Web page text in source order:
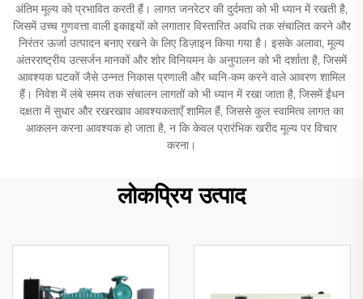
अंतिम मूल्य को प्रभावित करती हैं। लागत जनरेटर की दुर्दमता को भी ध्यान में रखती है,
जिसमें उच्च गुणवत्ता वाली इकाइयों को लगातार विस्तारित अवधि तक संचालित करने और
निरंतर ऊर्जा उत्पादन बनाए रखने के लिए डिज़ाइन किया गया है। इसके अलावा, मूल्य
अंतरराष्ट्रीय उत्सर्जन मानकों और शोर विनियमन के अनुपालन को भी दर्शाता है, जिसमें
आवश्यक घटकों जैसे उन्नत निकास प्रणाली और ध्वनि-कम करने वाले आवरण शामिल
हैं। निवेश में लंबे समय तक संचालन लागतों को भी ध्यान में रखा जाता है, जिसमें ईंधन
दक्षता में सुधार और रखरखाव आवश्यकताएँ शामिल हैं, जिससे कुल स्वामित्व लागत का
आकलन करना आवश्यक हो जाता है, न कि केवल प्रारंभिक खरीद मूल्य पर विचार
करना।
लोकप्रिय उत्पाद